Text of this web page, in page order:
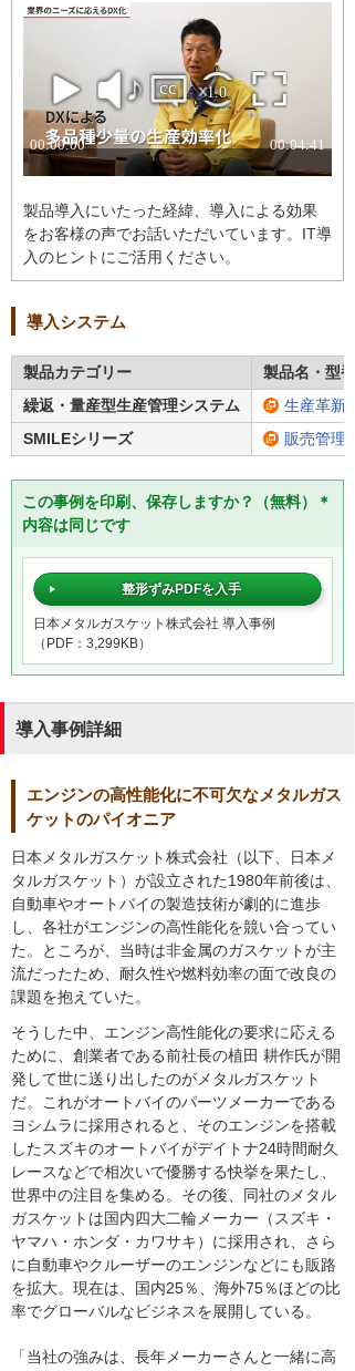
製品導入にいたった経緯、導入による効果
をお客様の声でお話いただいています。IT導
入のヒントにご活用ください。
導入システム
製品カテゴリー
製品名・型番
繰返・量産型生産管理システム
生産革新
SMILEシリーズ
販売管理
この事例を印刷、保存しますか？（無料）＊
内容は同じです
整形ずみPDFを入手
日本メタルガスケット株式会社 導入事例
（PDF：3,299KB）
導入事例詳細
エンジンの高性能化に不可欠なメタルガス
ケットのパイオニア
日本メタルガスケット株式会社（以下、日本メ
タルガスケット）が設立された1980年前後は、
自動車やオートバイの製造技術が劇的に進歩
し、各社がエンジンの高性能化を競い合ってい
た。ところが、当時は非金属のガスケットが主
流だったため、耐久性や燃料効率の面で改良の
課題を抱えていた。
そうした中、エンジン高性能化の要求に応える
ために、創業者である前社長の植田 耕作氏が開
発して世に送り出したのがメタルガスケット
だ。これがオートバイのパーツメーカーである
ヨシムラに採用されると、そのエンジンを搭載
したスズキのオートバイがデイトナ24時間耐久
レースなどで相次いで優勝する快挙を果たし、
世界中の注目を集める。その後、同社のメタル
ガスケットは国内四大二輪メーカー（スズキ・
ヤマハ・ホンダ・カワサキ）に採用され、さら
に自動車やクルーザーのエンジンなどにも販路
を拡大。現在は、国内25％、海外75％ほどの比
率でグローバルなビジネスを展開している。
「当社の強みは、長年メーカーさんと一緒に高